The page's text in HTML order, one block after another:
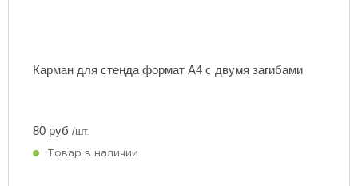
Карман для стенда формат А4 с двумя загибами
80 руб /шт.
Товар в наличии